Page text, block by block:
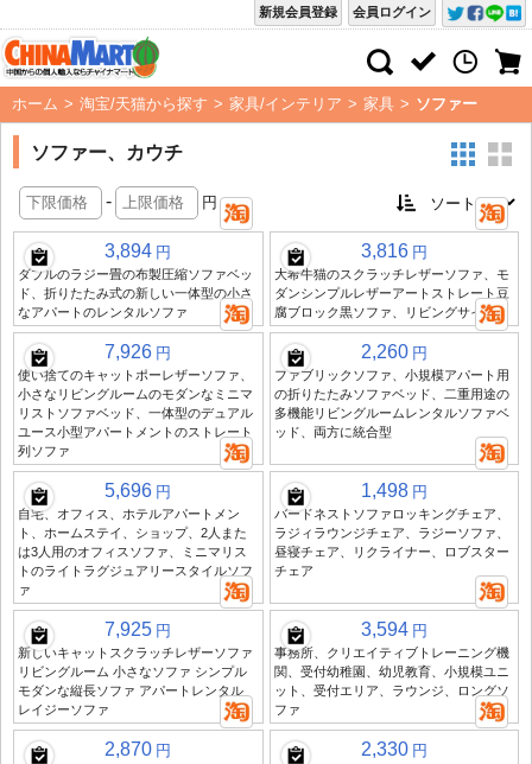
会員ログイン
新規会員登録
ホーム > 淘宝/天猫から探す > 家具/インテリア > 家具 > ソファー
ソファー、カウチ
- 円
3,894 円
ダブルのラジー畳の布製圧縮ソファベッ
ド、折りたたみ式の新しい一体型の小さ
なアパートのレンタルソファ
3,816 円
大希牛猫のスクラッチレザーソファ、モ
ダンシンプルレザーアートストレート豆
腐ブロック黒ソファ、リビングサイズ用
7,926 円
使い捨てのキャットポーレザーソファ、
小さなリビングルームのモダンなミニマ
リストソファベッド、一体型のデュアル
ユース小型アパートメントのストレート
列ソファ
2,260 円
ファブリックソファ、小規模アパート用
の折りたたみソファベッド、二重用途の
多機能リビングルームレンタルソファベ
ッド、両方に統合型
5,696 円
自宅、オフィス、ホテルアパートメン
ト、ホームステイ、ショップ、2人また
は3人用のオフィスソファ、ミニマリス
トのライトラグジュアリースタイルソフ
ァ
1,498 円
バードネストソファロッキングチェア、
ラジィラウンジチェア、ラジーソファ、
昼寝チェア、リクライナー、ロブスター
チェア
7,925 円
新しいキャットスクラッチレザーソファ
リビングルーム 小さなソファ シンプル
モダンな縦長ソファ アパートレンタル
レイジーソファ
3,594 円
事務所、クリエイティブトレーニング機
関、受付幼稚園、幼児教育、小規模ユニ
ット、受付エリア、ラウンジ、ロングソ
ファ
2,870 円 2,330 円